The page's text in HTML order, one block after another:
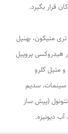
قرار بگیرد.
کلراید، ستئاره -۳۳، فنیل تری متیکون، بهنیل
هیدروکسی پروپیل
و متیل کلرو
سینمات، سدیم
اویل، پانتونول (پیش ساز